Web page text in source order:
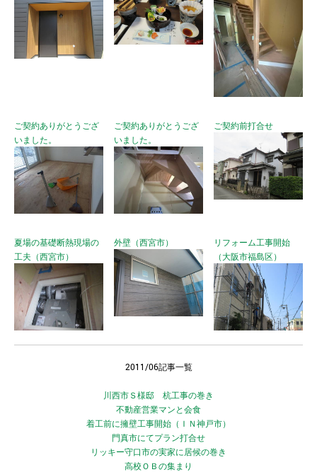
ご契約ありがとうござ
いました。
ご契約ありがとうござ
いました。
ご契約前打合せ
夏場の基礎断熱現場の
工夫（西宮市）
外壁（西宮市）
リフォーム工事開始
（大阪市福島区）
2011/06記事一覧
川西市Ｓ様邸 杭工事の巻き
不動産営業マンと会食
着工前に擁壁工事開始（ＩＮ神戸市）
門真市にてプラン打合せ
リッキー守口市の実家に居候の巻き
高校ＯＢの集まり